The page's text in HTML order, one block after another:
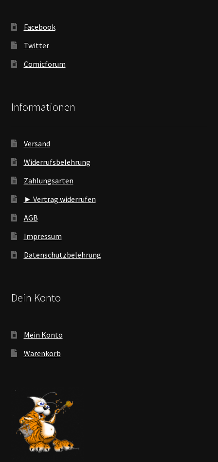
Facebook
Twitter
Comicforum
Informationen
Versand
Widerrufsbelehrung
Zahlungsarten
► Vertrag widerrufen
AGB
Impressum
Datenschutzbelehrung
Dein Konto
Mein Konto
Warenkorb